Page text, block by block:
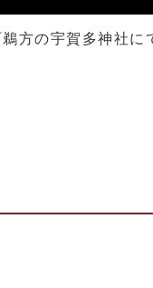
方の宇賀多神社に